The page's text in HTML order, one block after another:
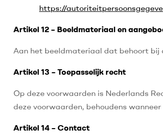
https://
Artikel 12 – Beeldmateriaal en
Aan het beeldmateriaal dat behoort bij
Artikel 13 – Toepasselijk recht
Op deze voorwaarden is Nederlands
deze voorwaarden, behoudens
Artikel 14 – Contact